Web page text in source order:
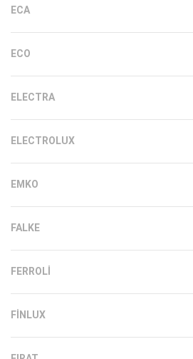
ECA
ECO
ELECTRA
ELECTROLUX
EMKO
FALKE
FERROLI
FINLUX